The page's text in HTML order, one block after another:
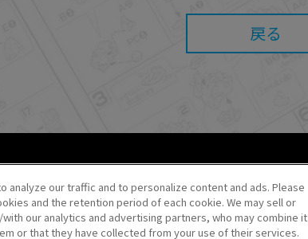
戻る
MBS
MBS
TV Tokyo・ShoPro・JR Kikaku ©Pokémon
FREAK inc.
analyze our traffic and to personalize content and ads. Please
and the retention period of each cookie. We may sell or
our analytics and advertising partners, who may combine it
or that they have collected from your use of their services.
トワークへの障害（コンピューターウィルス
サービスの内容・条件を予告なく変更また